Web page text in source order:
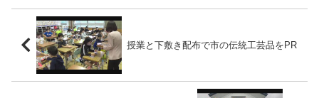
授業と下敷き配布で市の伝統工芸品をPR